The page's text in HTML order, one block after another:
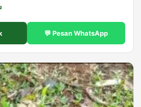
💬 Pesan WhatsApp